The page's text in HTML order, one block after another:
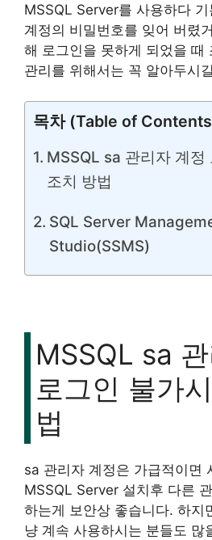
MSSQL Server를 사용하다
계정의 비밀번호를 잊어 버렸
해 로그인을 못하게 되었을 때
관리를 위해서는 꼭 알아두시
목차 (Table of
MSSQL sa 관리자 계정
조치 방법
SQL Server
Studio(SSMS)
MSSQL sa
로그인 불가
법
sa 관리자 계정은 가급적이면
MSSQL Server 설치후 다른
하는게 보안상 좋습니다. 하지
냥 계속 사용하시는 분들도 많